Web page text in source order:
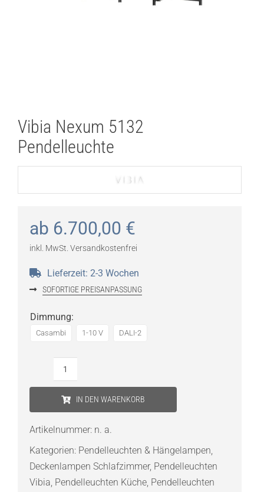
Vibia Nexum 5132
Pendelleuchte
ab 6.700,00 €
inkl. MwSt. Versandkostenfrei
Lieferzeit: 2-3 Wochen
SOFORTIGE PREISANPASSUNG
Dimmung:
Casambi 1-10 V DALI-2
IN DEN WARENKORB
Artikelnummer: n. a.
Kategorien: Pendelleuchten & Hängelampen,
Deckenlampen Schlafzimmer, Pendelleuchten
Vibia, Pendelleuchten Küche, Pendelleuchten